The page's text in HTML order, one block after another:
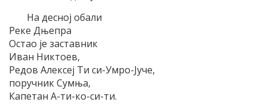
На десној обали
Реке Дњепра
Остао је заставник
Иван Никтоев,
Редов Алексеј Ти си-Умро-Јуче,
поручник Сумња,
Капетан А-ти-ко-си-ти.